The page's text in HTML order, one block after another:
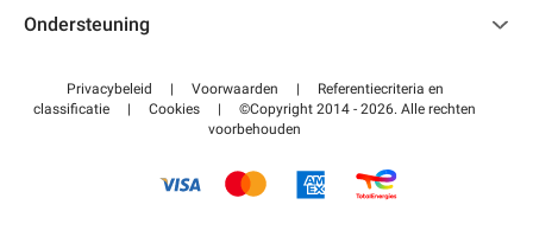
Word partner van Onepark
Ondersteuning
Helpcentrum
Betalen voor parkeren FLOW
Privacybeleid | Voorwaarden |
Referentiecriteria en
classificatie
| Cookies |
©Copyright 2014 - 2026. Alle rechten
voorbehouden